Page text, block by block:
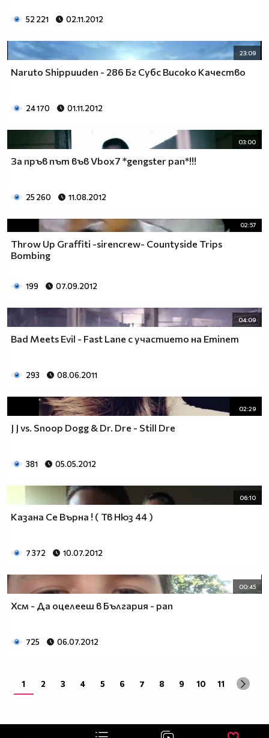
52 221 02.11.2012
23:09
Naruto Shippuuden - 286 Бг Субс Високо Качество
24 170 01.11.2012
03:00
За пръв път във Vbox7 *gengster рап*!!!
25 260 11.08.2012
02:57
Throw Up Graffiti -sirencrew- Countyside Trips
Bombing
199 07.09.2012
04:09
Bad Meets Evil - Fast Lane с участието на Eminem
293 08.06.2011
02:29
J J vs. Snoop Dogg & Dr. Dre - Still Dre
381 05.05.2012
06:10
Казана Се Върна ! ( Тв Нюз 44 )
7 372 10.07.2012
00:45
Хсм - Да оцелееш в България - рап
725 06.07.2012
1 2 3 4 5 6 7 8 9 10 11